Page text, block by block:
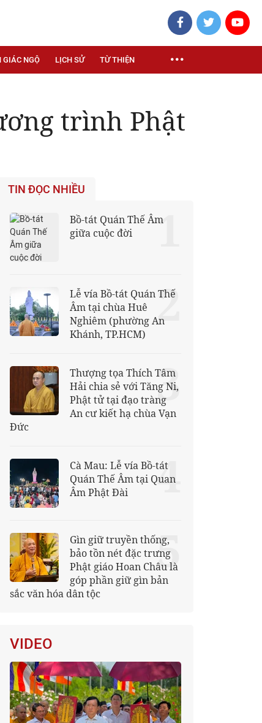
GIÁC NGỘ LỊCH SỬ TỪ THIỆN
trình Phật
TIN ĐỌC NHIỀU
Bồ-tát Quán Thế Âm
giữa cuộc đời
1
Lễ vía Bồ-tát Quán Thế
Âm tại chùa Huê
Nghiêm (phường An
Khánh, TP.HCM)
2
Thượng tọa Thích Tâm
Hải chia sẻ với Tăng Ni,
Phật tử tại đạo tràng
An cư kiết hạ chùa Vạn
Đức
3
Cà Mau: Lễ vía Bồ-tát
Quán Thế Âm tại Quan
Âm Phật Đài
4
Gìn giữ truyền thống,
bảo tồn nét đặc trưng
Phật giáo Hoan Châu là
góp phần giữ gìn bản
sắc văn hóa dân tộc
5
VIDEO